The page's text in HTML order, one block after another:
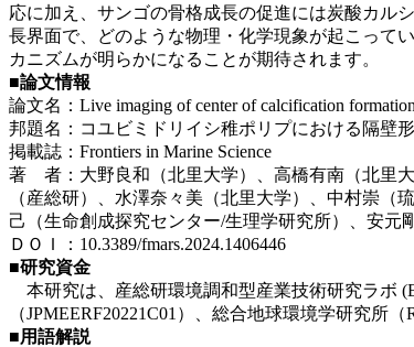
応に加え、サンゴの骨格成長の促進には炭酸カル
長界面で、どのような物理・化学現象が起こって
カニズムが明らかになることが期待されます。
■論文情報
論文名：Live imaging of center of calcification
邦題名：コユビミドリイシ稚ポリプにおける隔壁
掲載誌：Frontiers in Marine Science
著 者：大野良和（北里大学）、高橋有南（北里
（産総研）、水澤奈々美（北里大学）、中村崇
己（生命創成探究センター/生理学研究所）、安元
ＤＯＩ：10.3389/fmars.2024.1406446
■研究資金
本研究は、産総研環境調和型産業技術研究ラボ
（JPMEERF20221C01）、総合地球環境学研究所
■用語解説